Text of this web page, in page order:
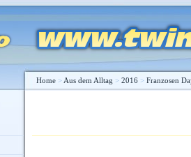
Home > Aus dem Alltag > 2016 > Franzosen